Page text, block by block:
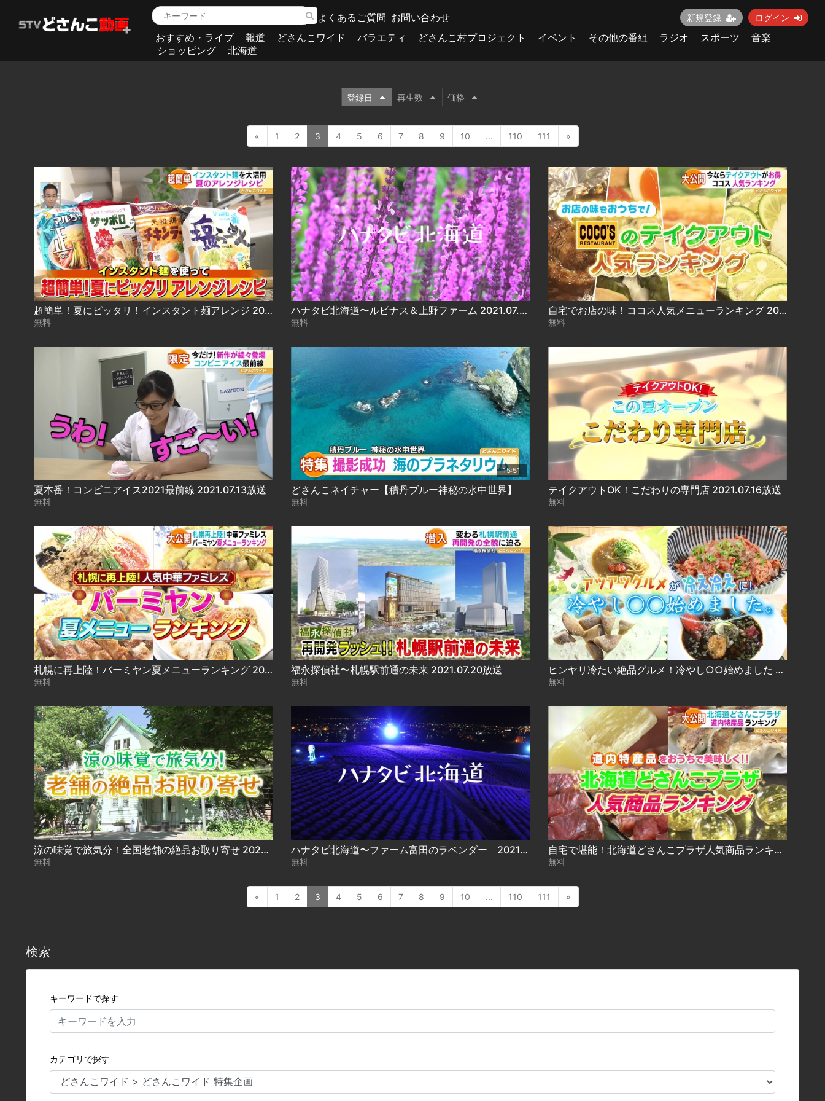
よくあるご質問 お問い合わせ 新規登録 ログイン
おすすめ・ライブ 報道 どさんこワイド バラエティ どさんこ村プロジェクト イベント その他の番組 ラジオ スポーツ
音楽
ショッピング
北海道
登録日 再生数 価格
« 1 2 3 4 5 6 7 8 9 10 ... 110 111 »
超簡単！夏にピッタリ！インスタント麺アレンジ 2021.07.09放送
無料
ハナタビ北海道〜ルピナス＆上野ファーム 2021.07.09放送
無料
自宅でお店の味！ココス人気メニューランキング 2021.07.12放送
無料
夏本番！コンビニアイス2021最前線 2021.07.13放送
無料
15:51
どさんこネイチャー【積丹ブルー神秘の水中世界】
無料
テイクアウトOK！こだわりの専門店 2021.07.16放送
無料
札幌に再上陸！バーミヤン夏メニューランキング 2021.07.19放送
無料
福永探偵社〜札幌駅前通の未来 2021.07.20放送
無料
ヒンヤリ冷たい絶品グルメ！冷やし○○始めました 2021.07.21放送
無料
涼の味覚で旅気分！全国老舗の絶品お取り寄せ 2021.07.22放送
無料
ハナタビ北海道〜ファーム富田のラベンダー 2021.07.23放送
無料
自宅で堪能！北海道どさんこプラザ人気商品ランキング 2021.08.02放送
無料
« 1 2 3 4 5 6 7 8 9 10 ... 110 111 »
検索
キーワードで探す
カテゴリで探す